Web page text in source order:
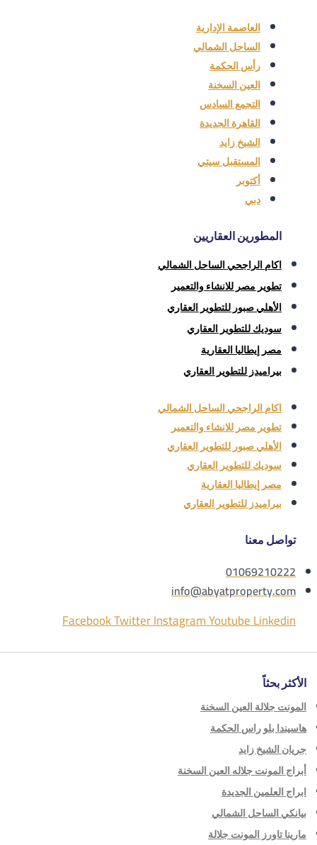
العاصمة الإدارية
الساحل الشمالي
رأس الحكمة
العين السخنة
التجمع السادس
القاهرة الجديدة
الشيخ زايد
المستقبل سيتي
أكتوبر
دبي
المطورين العقاريين
اكام الراجحي الساحل الشمالي
تطوير مصر للانشاء والتعمير
الأهلي صبور للتطوير العقاري
سوديك للتطوير العقاري
مصر إيطاليا العقارية
بيراميدز للتطوير العقاري
اكام الراجحي الساحل الشمالي
تطوير مصر للانشاء والتعمير
الأهلي صبور للتطوير العقاري
سوديك للتطوير العقاري
مصر إيطاليا العقارية
بيراميدز للتطوير العقاري
تواصل معنا
01069210222
info@abyatproperty.com
FacebookTwitterInstagramYoutubeLinkedin
الأكثر بحثاً
المونت جلالة العين السخنة
هاسيندا بلو راس الحكمة
جريان الشيخ زايد
أبراج المونت جلاله العين السخنة
ابراج العلمين الجديدة
بيانكي الساحل الشمالي
مارينا تاورز المونت جلالة